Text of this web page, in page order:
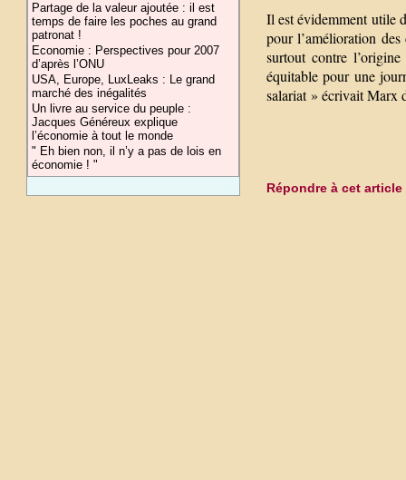
Partage de la valeur ajoutée : il est
temps de faire les poches au grand
patronat !
Economie : Perspectives pour 2007
d’après l’ONU
USA, Europe, LuxLeaks : Le grand
marché des inégalités
Un livre au service du peuple :
Jacques Généreux explique
l’économie à tout le monde
" Eh bien non, il n’y a pas de lois en
économie ! "
Il est évidemment utile
pour l’amélioration
surtout contre
équitable pour une
salariat » écrivait Marx
Répondre à cet article